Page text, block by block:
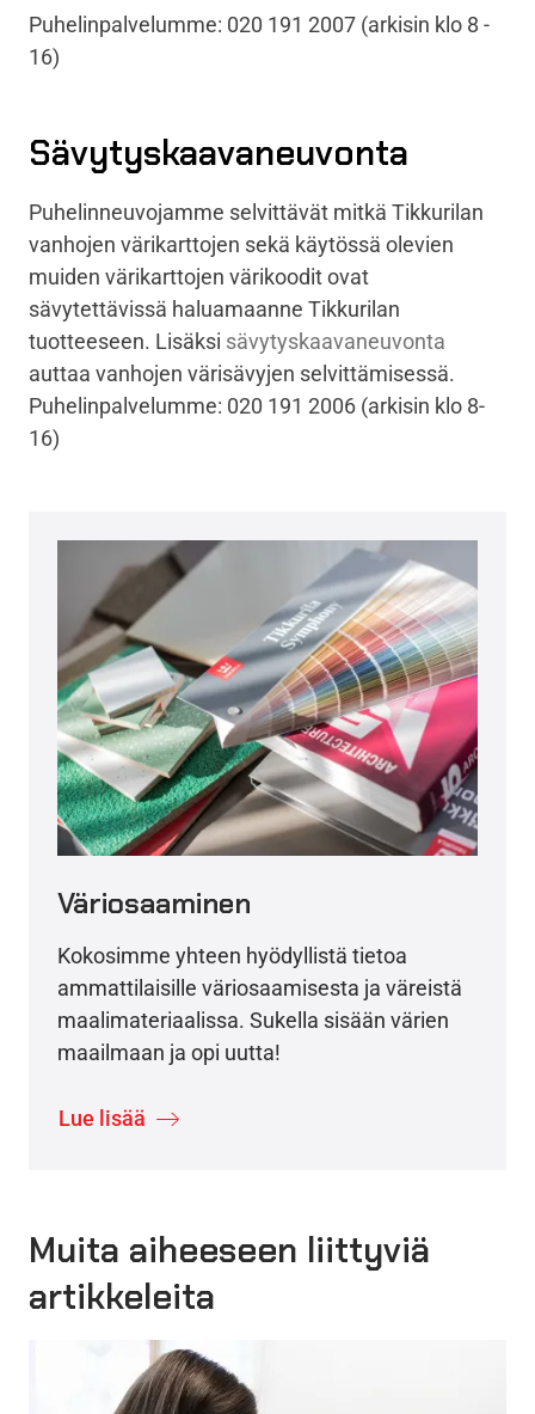
Puhelinpalvelumme: 020 191 2007 (arkisin klo 8 -
16)
Sävytyskaavaneuvonta
Puhelinneuvojamme selvittävät mitkä Tikkurilan
vanhojen värikarttojen sekä käytössä olevien
muiden värikarttojen värikoodit ovat
sävytettävissä haluamaanne Tikkurilan
tuotteeseen. Lisäksi sävytyskaavaneuvonta
auttaa vanhojen värisävyjen selvittämisessä.
Puhelinpalvelumme: 020 191 2006 (arkisin klo 8-
16)
Väriosaaminen
Kokosimme yhteen hyödyllistä tietoa
ammattilaisille väriosaamisesta ja väreistä
maalimateriaalissa. Sukella sisään värien
maailmaan ja opi uutta!
Lue lisää
Muita aiheeseen liittyviä
artikkeleita